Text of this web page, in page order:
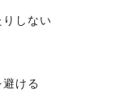
しない
ける